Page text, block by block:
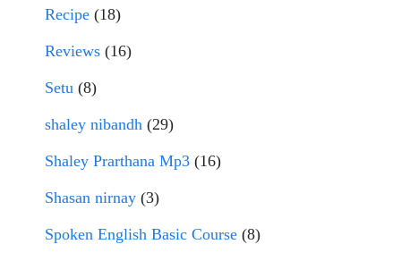
Recipe (18)
Reviews (16)
Setu (8)
shaley nibandh (29)
Shaley Prarthana Mp3 (16)
Shasan nirnay (3)
Spoken English Basic Course (8)